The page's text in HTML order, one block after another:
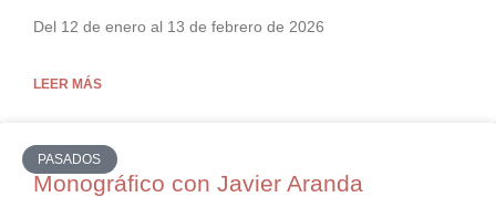
Del 12 de enero al 13 de febrero de 2026
LEER MÁS
PASADOS
Monográfico con Javier Aranda